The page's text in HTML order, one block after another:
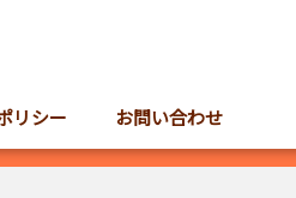
リシー お問い合わせ